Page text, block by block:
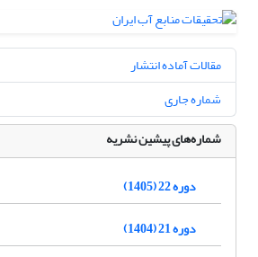
مقالات آماده انتشار
شماره جاری
شماره‌های پیشین نشریه
دوره 22 (1405)
دوره 21 (1404)